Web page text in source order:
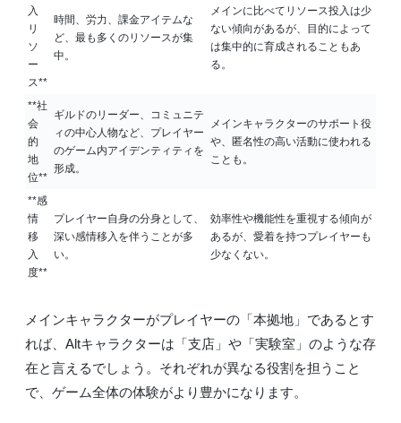
入
リ
ソ
ー
ス**
時間、労力、課金アイテムな
ど、 最も多くのリソースが集
中 。
メインに比べてリソース投入は少
ない傾向があるが、目的によって
は集中的に育成されることもあ
る。
**社
会
的
地
位**
ギルドのリーダー、コミュニテ
ィの中心人物など、 プレイヤー
のゲーム内アイデンティティ を
形成。
メインキャラクターのサポート役
や、匿名性の高い活動に使われる
ことも。
**感
情
移
入
度**
プレイヤー自身の分身として、
深い感情移入 を伴うことが多
い。
効率性や機能性を重視する傾向が
あるが、愛着を持つプレイヤーも
少なくない。
メインキャラクターがプレイヤーの「本拠地」であるとす
れば、Altキャラクターは「支店」や「実験室」のような存
在と言えるでしょう。それぞれが異なる役割を担うこと
で、ゲーム全体の体験がより豊かになります。